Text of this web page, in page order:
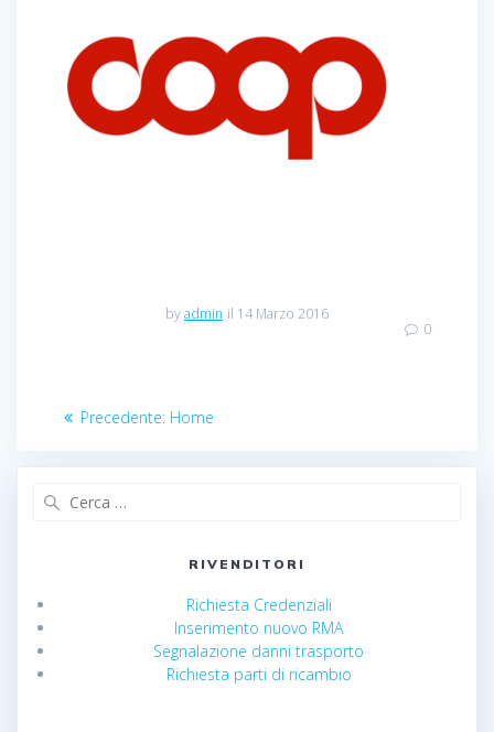
byadmin il 14 Marzo 2016
0
Navigazione
Precedente: Articolo
Home
RIVENDITORI
Richiesta Credenziali
Inserimento nuovo RMA
Segnalazione danni trasporto
Richiesta parti di ricambio